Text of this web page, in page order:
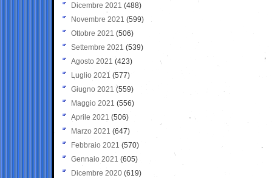
Dicembre 2021 (488)
Novembre 2021 (599)
Ottobre 2021 (506)
Settembre 2021 (539)
Agosto 2021 (423)
Luglio 2021 (577)
Giugno 2021(559)
Maggio 2021 (556)
Aprile 2021 (506)
Marzo 2021 (647)
Febbraio 2021 (570)
Gennaio 2021 (605)
Dicembre 2020 (619)